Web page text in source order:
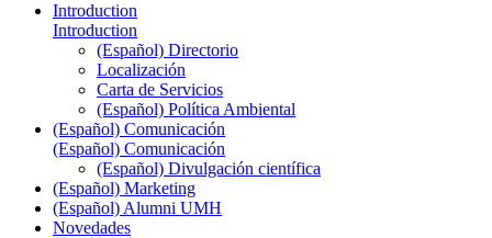
Introduction
Introduction
(Español) Directorio
Localización
Carta de Servicios
(Español) Política Ambiental
(Español) Comunicación
(Español) Comunicación
(Español) Divulgación científica
(Español) Marketing
(Español) Alumni UMH
Novedades